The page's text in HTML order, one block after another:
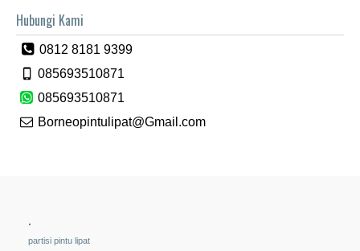
Hubungi Kami
0812 8181 9399
085693510871
085693510871
Borneopintulipat@Gmail.com
.
partisi pintu lipat